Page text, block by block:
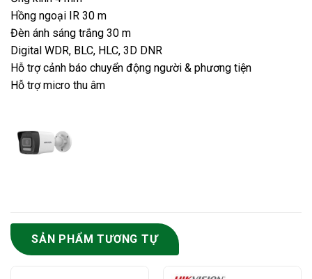
Hồng ngoại IR 30 m
Đèn ánh sáng trắng 30 m
Digital WDR, BLC, HLC, 3D DNR
Hỗ trợ cảnh báo chuyển động người & phương tiện
Hỗ trợ micro thu âm
SẢN PHẨM TƯƠNG TỰ